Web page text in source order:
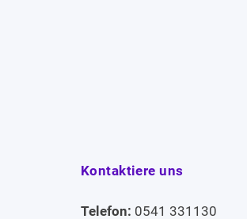
Kontaktiere uns
Telefon: 0541 331130